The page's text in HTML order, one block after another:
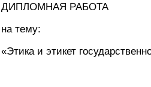
ДИПЛОМНАЯ РАБОТА
на тему:
«Этика и этикет